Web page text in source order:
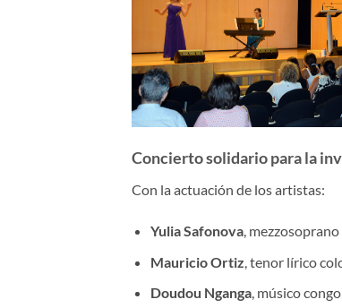
Concierto solidario para la
Con la actuación de los artistas:
Yulia Safonova,
Mauricio Ortiz , tenor lírico
Doudou Nganga, músico